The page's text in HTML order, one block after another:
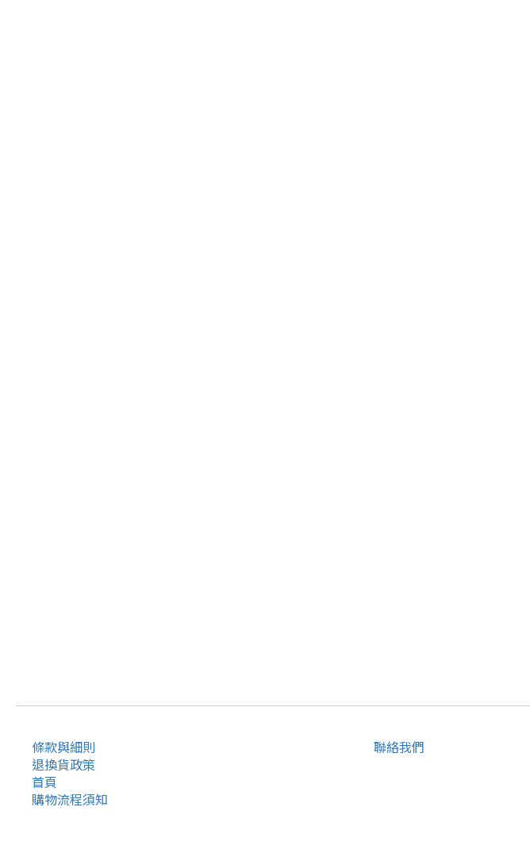
條款與細則
退換貨政策
首頁
購物流程須知
聯絡我們